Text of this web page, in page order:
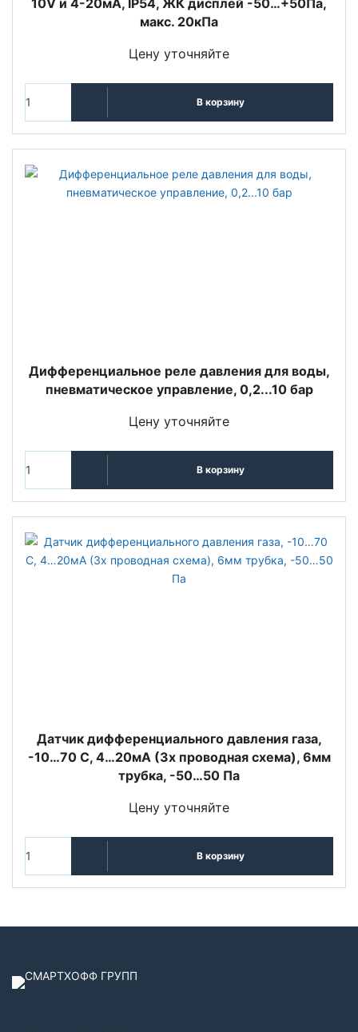
макс. 20кПа
Цену уточняйте
В корзину
Дифференциальное реле давления для воды,
пневматическое управление, 0,2...10 бар
Цену уточняйте
В корзину
Датчик дифференциального давления газа,
-10…70 С, 4…20мА (3х проводная схема), 6мм
трубка, -50…50 Па
Цену уточняйте
В корзину